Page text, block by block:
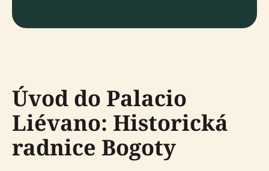
Úvod do Palacio
Liévano: Historická
radnice Bogoty